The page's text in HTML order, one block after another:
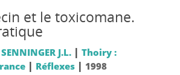
et le toxicomane.
SENNINGER J.L. | Thoiry :
| Réflexes| 1998